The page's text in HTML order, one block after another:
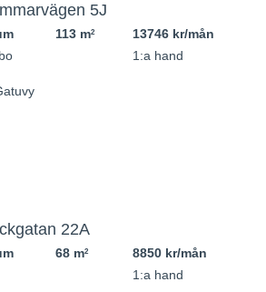
5J
113 m2
13746 kr/mån
1:a hand
22A
68 m2
8850 kr/mån
1:a hand